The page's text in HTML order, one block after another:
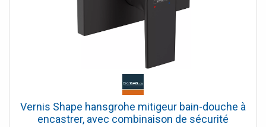
Vernis Shape hansgrohe mitigeur bain-douche à
encastrer, avec combinaison de sécurité